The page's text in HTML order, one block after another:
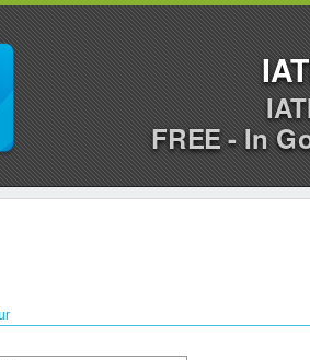
FREE - In